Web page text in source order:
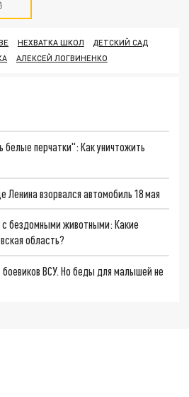
НЕХВАТКА ШКОЛ
ДЕТСКИЙ САД
АЛЕКСЕЙ ЛОГВИНЕНКО
белые перчатки": Как уничтожить
Ленина взорвался автомобиль 18 мая
бездомными животными: Какие
область?
ВСУ. Но беды для малышей не